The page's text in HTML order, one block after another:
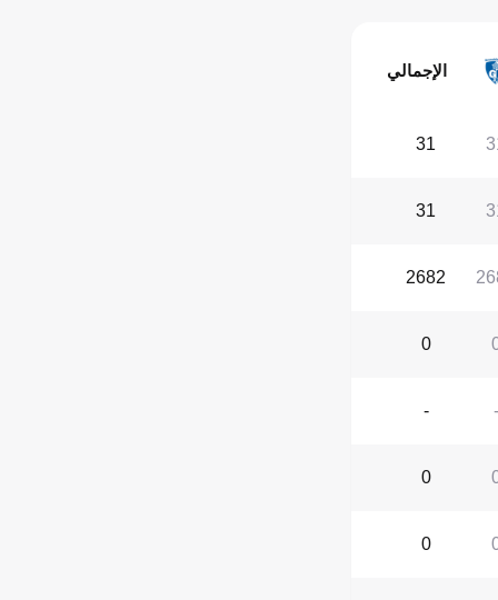
الإجمالي
31
31
2682
0
-
-
0
0